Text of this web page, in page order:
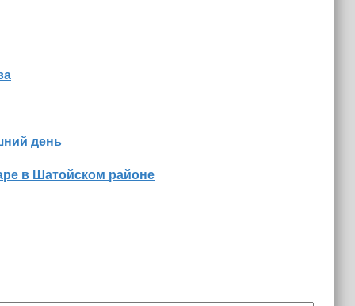
день
в Шатойском районе